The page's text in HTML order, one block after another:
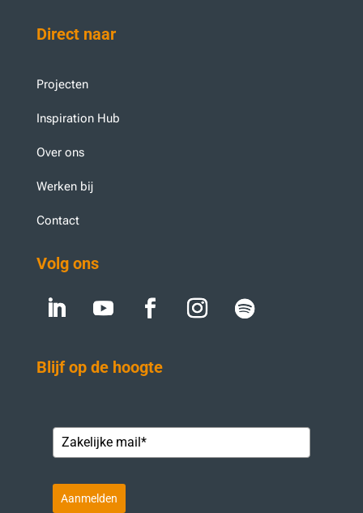
Direct naar
Projecten
Inspiration Hub
Over ons
Werken bij
Contact
Volg ons
Blijf op de hoogte
Aanmelden